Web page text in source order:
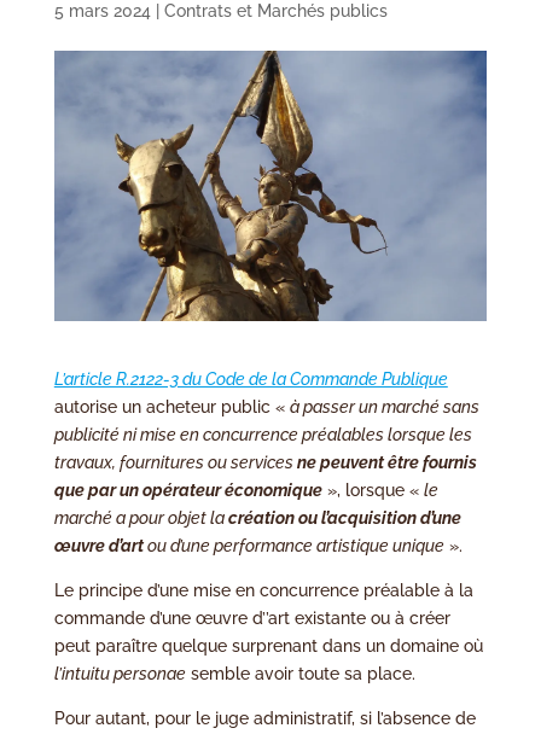
5 mars 2024 Contrats et Marchés publics
L’article R.2122-3 du Code de la Commande Publique
autorise un acheteur public « à passer un marché sans
publicité ni mise en concurrence préalables lorsque les
travaux, fournitures ou services ne peuvent être fournis
que par un opérateur économique», lorsque « le
marché a pour objet lacréation ou l’acquisition d’une
œuvre d’artou d’une performance artistique unique».
Le principe d’une mise en concurrence préalable à la
commande d’une œuvre d’’art existante ou à créer
peut paraître quelque surprenant dans un domaine où
l’intuitu personaesemble avoir toute sa place.
Pour autant, pour le juge administratif, si l’absence de